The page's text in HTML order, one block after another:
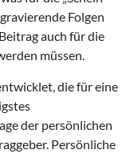
Folgen
auch für die
müssen.
die für eine
der persönlichen
Persönliche